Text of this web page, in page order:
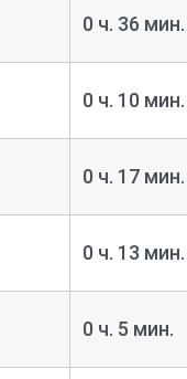
0 ч. 36 мин.
0 ч. 10 мин.
0 ч. 17 мин.
0 ч. 13 мин.
0 ч. 5 мин.